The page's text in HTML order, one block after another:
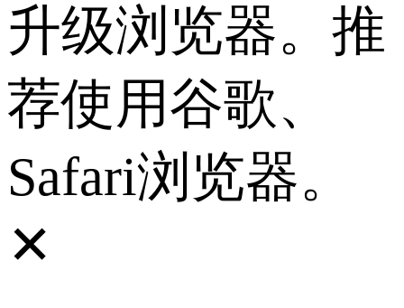
升级浏览器。推
荐使用谷歌、
Safari浏览器。
✕